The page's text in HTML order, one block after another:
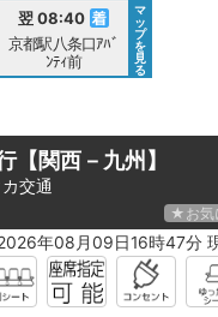
翌 08:40
京都駅八条口ｱﾊﾞ
ﾝﾃｨ前
マ
ッ
プ
を
見
る
【関西－九州】
交通
★お気
年08月09日16時47分